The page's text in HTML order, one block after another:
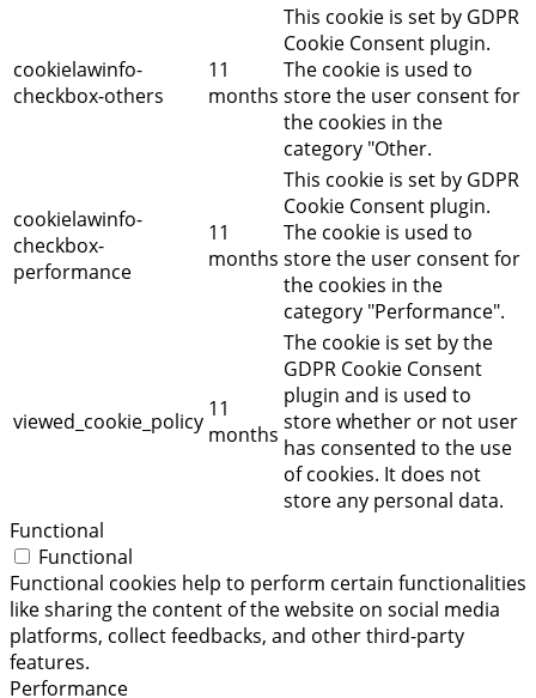
cookielawinfo-
checkbox-others
11
months
This cookie is set by GDPR
Cookie Consent plugin.
The cookie is used to
store the user consent for
the cookies in the
category "Other.
cookielawinfo-
checkbox-
performance
11
months
This cookie is set by GDPR
Cookie Consent plugin.
The cookie is used to
store the user consent for
the cookies in the
category "Performance".
viewed_cookie_policy 11
months
The cookie is set by the
GDPR Cookie Consent
plugin and is used to
store whether or not user
has consented to the use
of cookies. It does not
store any personal data.
Functional
Functional
Functional cookies help to perform certain functionalities
like sharing the content of the website on social media
platforms, collect feedbacks, and other third-party
features.
Performance